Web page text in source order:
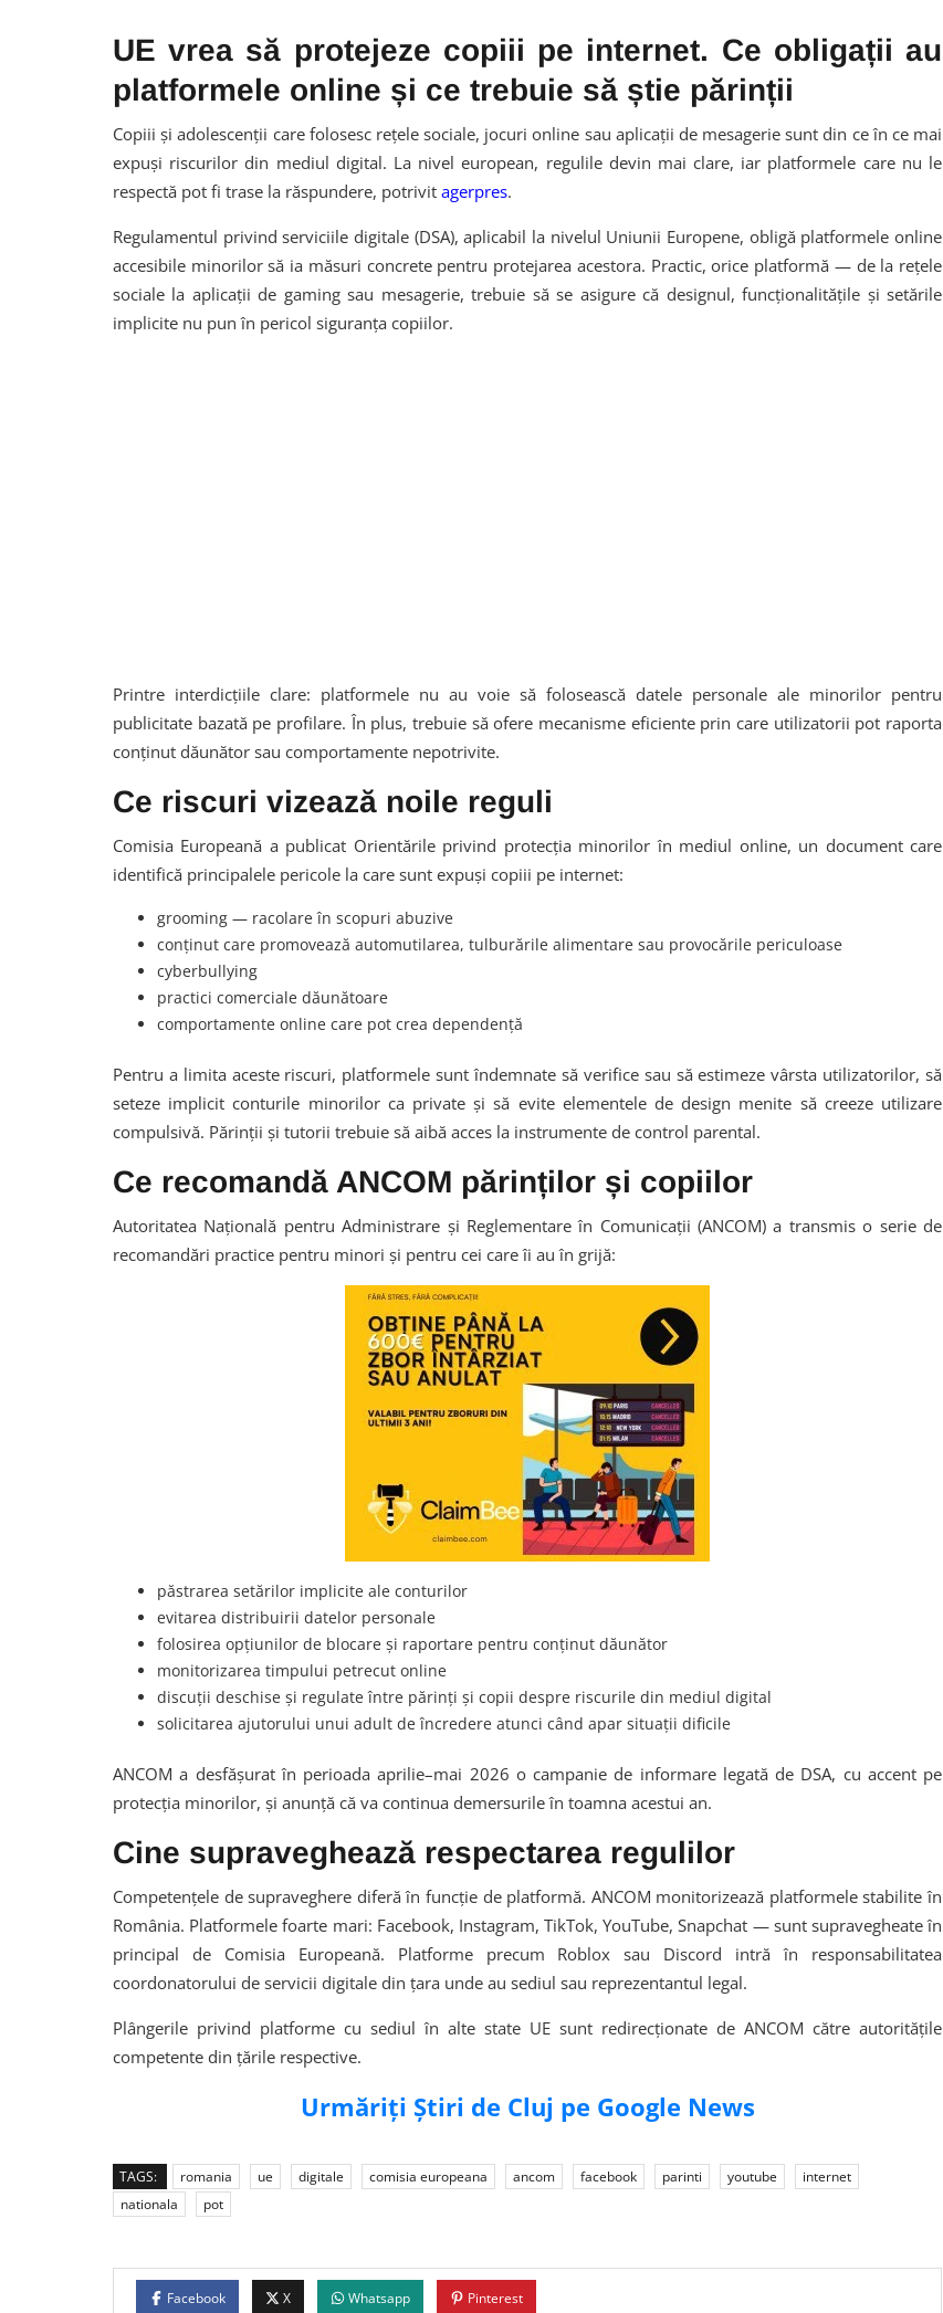
UE vrea să protejeze copiii pe internet. Ce obligații au
platformele online și ce trebuie să știe părinții
Copiii și adolescenții care folosesc rețele sociale, jocuri online sau aplicații de mesagerie sunt din ce în ce mai
expuși riscurilor din mediul digital. La nivel european, regulile devin mai clare, iar platformele care nu le
respectă pot fi trase la răspundere, potrivit agerpres.
Regulamentul privind serviciile digitale (DSA), aplicabil la nivelul Uniunii Europene, obligă platformele online
accesibile minorilor să ia măsuri concrete pentru protejarea acestora. Practic, orice platformă — de la rețele
sociale la aplicații de gaming sau mesagerie, trebuie să se asigure că designul, funcționalitățile și setările
implicite nu pun în pericol siguranța copiilor.
Printre interdicțiile clare: platformele nu au voie să folosească datele personale ale minorilor pentru
publicitate bazată pe profilare. În plus, trebuie să ofere mecanisme eficiente prin care utilizatorii pot raporta
conținut dăunător sau comportamente nepotrivite.
Ce riscuri vizează noile reguli
Comisia Europeană a publicat Orientările privind protecția minorilor în mediul online, un document care
identifică principalele pericole la care sunt expuși copiii pe internet:
grooming — racolare în scopuri abuzive
conținut care promovează automutilarea, tulburările alimentare sau provocările periculoase
cyberbullying
practici comerciale dăunătoare
comportamente online care pot crea dependență
Pentru a limita aceste riscuri, platformele sunt îndemnate să verifice sau să estimeze vârsta utilizatorilor, să
seteze implicit conturile minorilor ca private și să evite elementele de design menite să creeze utilizare
compulsivă. Părinții și tutorii trebuie să aibă acces la instrumente de control parental.
Ce recomandă ANCOM părinților și copiilor
Autoritatea Națională pentru Administrare și Reglementare în Comunicații (ANCOM) a transmis o serie de
recomandări practice pentru minori și pentru cei care îi au în grijă:
păstrarea setărilor implicite ale conturilor
evitarea distribuirii datelor personale
folosirea opțiunilor de blocare și raportare pentru conținut dăunător
monitorizarea timpului petrecut online
discuții deschise și regulate între părinți și copii despre riscurile din mediul digital
solicitarea ajutorului unui adult de încredere atunci când apar situații dificile
ANCOM a desfășurat în perioada aprilie–mai 2026 o campanie de informare legată de DSA, cu accent pe
protecția minorilor, și anunță că va continua demersurile în toamna acestui an.
Cine supraveghează respectarea regulilor
Competențele de supraveghere diferă în funcție de platformă. ANCOM monitorizează platformele stabilite în
România. Platformele foarte mari: Facebook, Instagram, TikTok, YouTube, Snapchat — sunt supravegheate în
principal de Comisia Europeană. Platforme precum Roblox sau Discord intră în responsabilitatea
coordonatorului de servicii digitale din țara unde au sediul sau reprezentantul legal.
Plângerile privind platforme cu sediul în alte state UE sunt redirecționate de ANCOM către autoritățile
competente din țările respective.
Urmăriți Știri de Cluj pe Google News
TAGS: romania ue digitale comisia europeana ancom facebook parinti youtube
internet
nationala
pot
Facebook X Whatsapp Pinterest